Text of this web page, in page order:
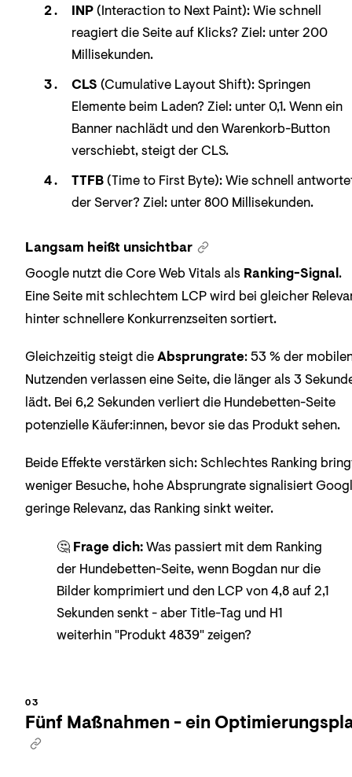
INP(Interaction to Next Paint): Wie schnell
reagiert die Seite auf Klicks? Ziel: unter 200
Millisekunden.
CLS (Cumulative Layout Shift): Springen
Elemente beim Laden? Ziel: unter 0,1. Wenn ein
Banner nachlädt und den Warenkorb-Button
verschiebt, steigt der CLS.
TTFB(Time to First Byte): Wie schnell
der Server? Ziel: unter 800 Millisekunden.
Langsam heißt unsichtbar
Google nutzt die Core Web Vitals als Ranking-Signal.
Eine Seite mit schlechtem LCP wird bei gleicher
hinter schnellere Konkurrenzseiten sortiert.
Gleichzeitig steigt dieAbsprungrate: 53 % der
Nutzenden verlassen eine Seite, die länger als 3
lädt. Bei 6,2 Sekunden verliert die Hundebetten-Seite
potenzielle Käufer:innen, bevor sie das Produkt sehen.
Beide Effekte verstärken sich: Schlechtes Ranking
weniger Besuche, hohe Absprungrate signalisiert
geringe Relevanz, das Ranking sinkt weiter.
🤔 Frage dich:Was passiert mit dem Ranking
der Hundebetten-Seite, wenn Bogdan nur die
Bilder komprimiert und den LCP von 4,8 auf 2,1
Sekunden senkt - aber Title-Tag und H1
weiterhin "Produkt 4839" zeigen?
Fünf Maßnahmen - ein